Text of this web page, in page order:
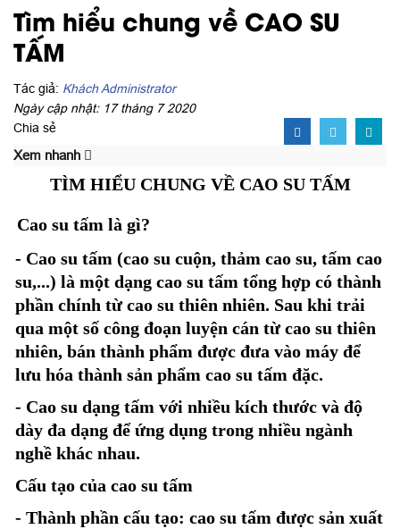
Tìm hiểu chung về CAO SU
TẤM
Tác giả: Khách Administrator
Ngày cập nhật: 17 tháng 7 2020
Chia sẻ
Xem nhanh
TÌM HIỂU CHUNG VỀ CAO SU TẤM
Cao su tấm là gì?
- Cao su tấm (cao su cuộn, thảm cao su, tấm cao
su,...) là một dạng cao su tấm tổng hợp có thành
phần chính từ cao su thiên nhiên. Sau khi trải
qua một số công đoạn luyện cán từ cao su thiên
nhiên, bán thành phẩm được đưa vào máy để
lưu hóa thành sản phẩm cao su tấm đặc.
- Cao su dạng tấm với nhiều kích thước và độ
dày đa dạng để ứng dụng trong nhiều ngành
nghề khác nhau.
Cấu tạo của cao su tấm
- Thành phần cấu tạo: cao su tấm được sản xuất